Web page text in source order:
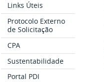
Links Úteis
Protocolo Externo
de Solicitação
CPA
Sustentabilidade
Portal PDI